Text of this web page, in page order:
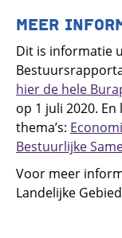
MEER
Dit is informatie
hier de hele
op 1 juli 2020.
thema’s:
Bestuurlijke
Voor meer
Landelijke